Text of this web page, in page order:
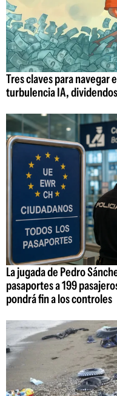
Tres claves para navegar
turbulencia IA,
La jugada de Pedro
pasaportes a 199
pondrá fin a los controles